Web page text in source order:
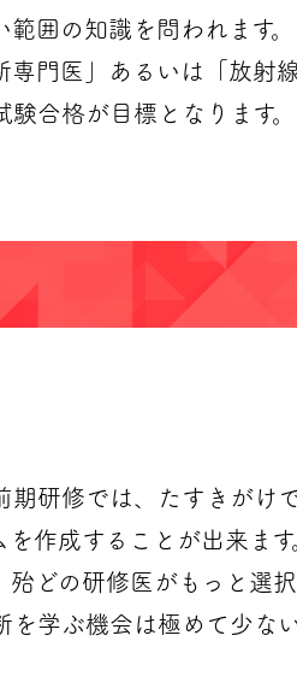
範囲の知識を問われます
専門医」あるいは「放射
合格が目標となります。
期研修では、たすきがけ
を作成することが出来ま
殆どの研修医がもっと選
を学ぶ機会は極めて少な